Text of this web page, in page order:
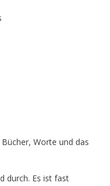
Worte und das
durch. Es ist fast